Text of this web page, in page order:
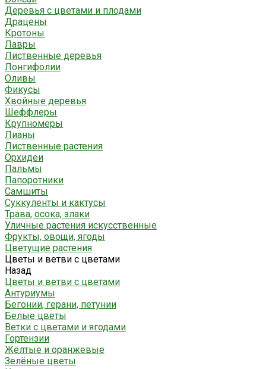
Деревья с цветами и плодами
Драцены
Кротоны
Лавры
Лиственные деревья
Лонгифолии
Оливы
Фикусы
Хвойные деревья
Шеффлеры
Крупномеры
Лианы
Лиственные растения
Орхидеи
Пальмы
Папоротники
Самшиты
Суккуленты и кактусы
Трава, осока, злаки
Уличные растения искусственные
Фрукты, овощи, ягоды
Цветущие растения
Цветы и ветви с цветами
Назад
Цветы и ветви с цветами
Антуриумы
Бегонии, герани, петунии
Белые цветы
Ветки с цветами и ягодами
Гортензии
Жёлтые и оранжевые
Зелёные цветы